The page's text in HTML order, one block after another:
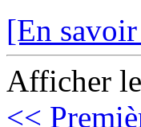
[En
Afficher
<<